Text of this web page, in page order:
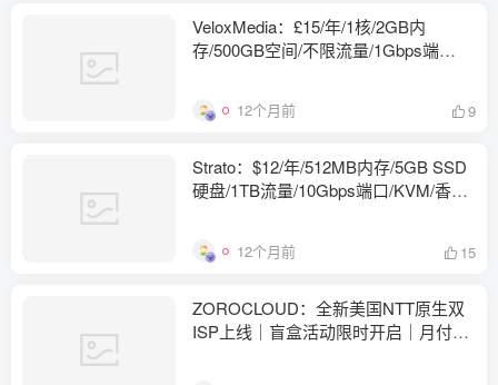
VeloxMedia：£15/年/1核/2GB内
存/500GB空间/不限流量/1Gbps端
12个月前 9
Strato：$12/年/512MB内存/5GB SSD
硬盘/1TB流量/10Gbps端口/KVM/香港/
12个月前 15
ZOROCLOUD：全新美国NTT原生双
ISP上线｜盲盒活动限时开启｜月付